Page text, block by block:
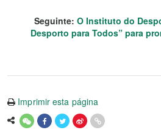
Seguinte: O Instituto do
Desporto para Todos” para
Imprimir esta página